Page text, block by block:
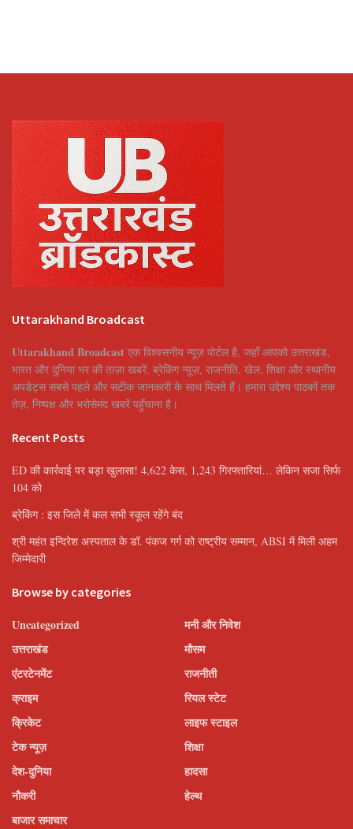
Uttarakhand Broadcast
Uttarakhand Broadcast एक विश्वसनीय न्यूज़ पोर्टल है, जहाँ आपको उत्तराखंड,
भारत और दुनिया भर की ताज़ा खबरें, ब्रेकिंग न्यूज़, राजनीति, खेल, शिक्षा और स्थानीय
अपडेट्स सबसे पहले और सटीक जानकारी के साथ मिलते हैं। हमारा उद्देश्य पाठकों तक
तेज़, निष्पक्ष और भरोसेमंद खबरें पहुँचाना है।
Recent Posts
ED की कार्रवाई पर बड़ा खुलासा! 4,622 केस, 1,243 गिरफ्तारियां… लेकिन सजा सिर्फ
104 को
ब्रेकिंग : इस जिले में कल सभी स्कूल रहेंगे बंद
श्री महंत इन्दिरेश अस्पताल के डॉ. पंकज गर्ग को राष्ट्रीय सम्मान, ABSI में मिली अहम
जिम्मेदारी
Browse by categories
Uncategorized
उत्तराखंड
एंटरटेनमेंट
क्राइम
क्रिकेट
टेक न्यूज़
देश-दुनिया
नौकरी
बाजार समाचार
मनी और निवेश
मौसम
राजनीती
रियल स्टेट
लाइफ स्टाइल
शिक्षा
हादसा
हेल्थ